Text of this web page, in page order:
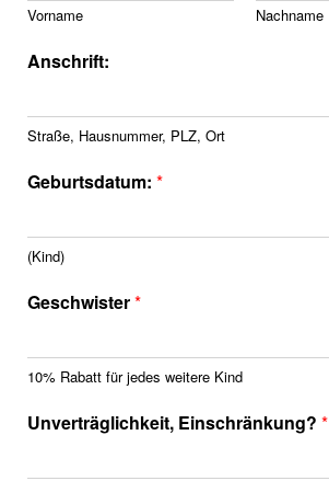
Vorname Nachname
Anschrift:
Straße, Hausnummer, PLZ, Ort
Geburtsdatum: *
(Kind)
Geschwister*
10% Rabatt für jedes weitere Kind
Unverträglichkeit, Einschränkung? *